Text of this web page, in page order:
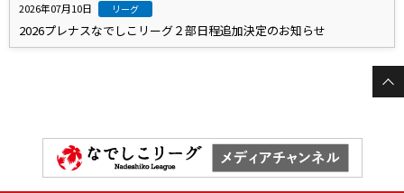
2026年07月10日 リーグ
2026プレナスなでしこリーグ２部日程追加決定のお知らせ